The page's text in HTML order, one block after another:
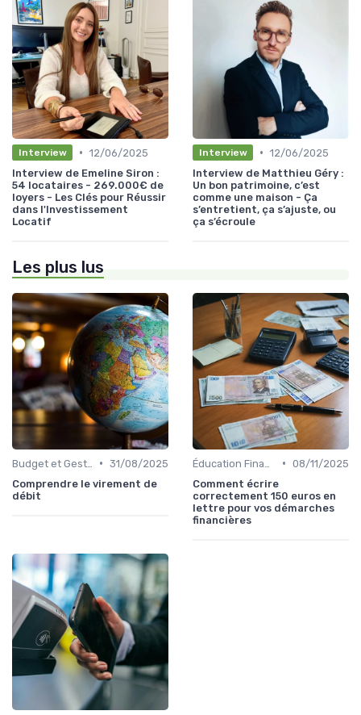
Interview • 12/06/2025
Interview de Emeline Siron :
54 locataires - 269.000€ de
loyers - Les Clés pour Réussir
dans l'Investissement
Locatif
Interview • 12/06/2025
Interview de Matthieu Géry :
Un bon patrimoine, c’est
comme une maison - Ça
s’entretient, ça s’ajuste, ou
ça s’écroule
Les plus lus
• 31/08/2025
Comprendre le virement de
débit
• 08/11/2025
Comment écrire
correctement 150 euros en
lettre pour vos démarches
financières